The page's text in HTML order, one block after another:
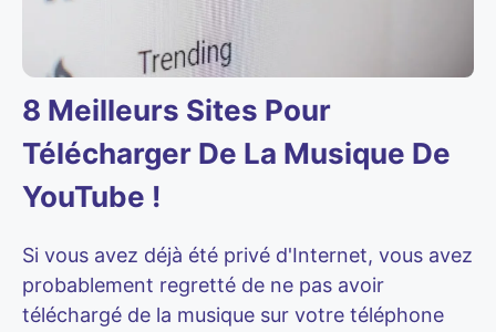
8 Meilleurs Sites Pour
Télécharger De La Musique De
YouTube !
Si vous avez déjà été privé d'Internet, vous avez
probablement regretté de ne pas avoir
téléchargé de la musique sur votre téléphone